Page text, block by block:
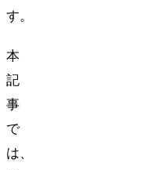
す。
本
記
事
で
は、